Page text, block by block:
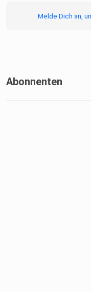
Melde Dich an,
Abonnenten